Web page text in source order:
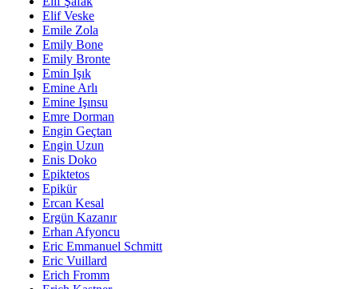
Elif Veske
Emile Zola
Emily Bone
Emily Bronte
Emin Işık
Emine Arlı
Emine Işınsu
Emre Dorman
Engin Geçtan
Engin Uzun
Enis Doko
Epiktetos
Epikür
Ercan Kesal
Ergün Kazanır
Erhan Afyoncu
Eric Emmanuel Schmitt
Eric Vuillard
Erich Fromm